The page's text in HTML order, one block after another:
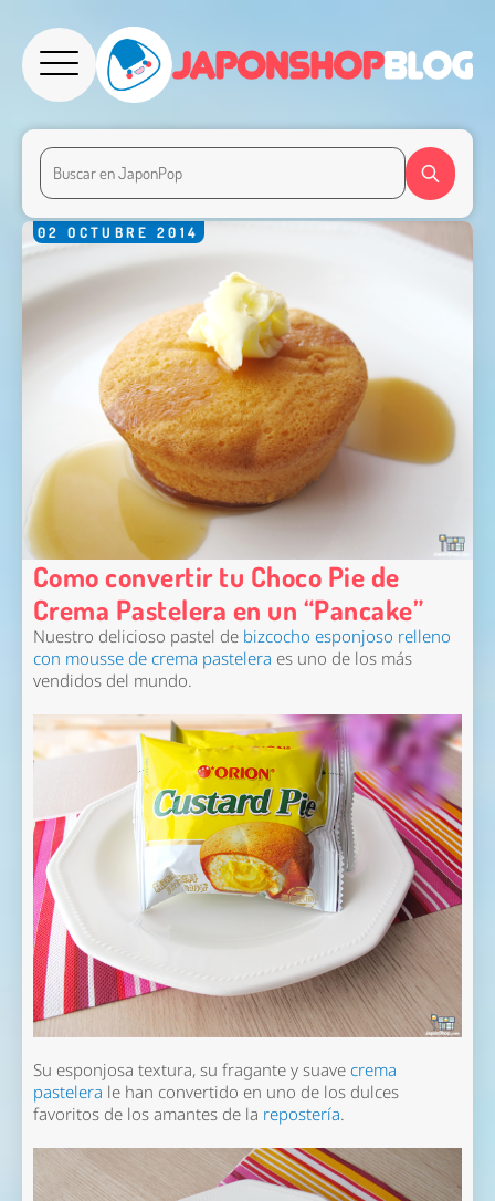
02 OCTUBRE 2014
Como convertir tu Choco Pie de
Crema Pastelera en un “Pancake”
Nuestro delicioso pastel de bizcocho esponjoso relleno
con mousse de crema pastelera es uno de los más
vendidos del mundo.
Su esponjosa textura, su fragante y suavecrema
pastelera le han convertido en uno de los dulces
favoritos de los amantes de la repostería.